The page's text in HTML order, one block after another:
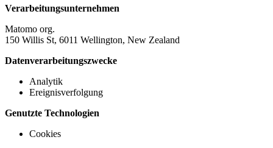
Verarbeitungsunternehmen
Matomo org.
150 Willis St, 6011 Wellington, New Zealand
Datenverarbeitungszwecke
Analytik
Ereignisverfolgung
Genutzte Technologien
Cookies